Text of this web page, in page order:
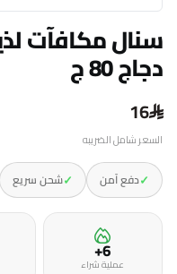
سنال مكافآت
دجاج 80 ج
16
السعر شامل الضريبه
✓دفع آمن ✓شحن سريع
6+
عملية شراء